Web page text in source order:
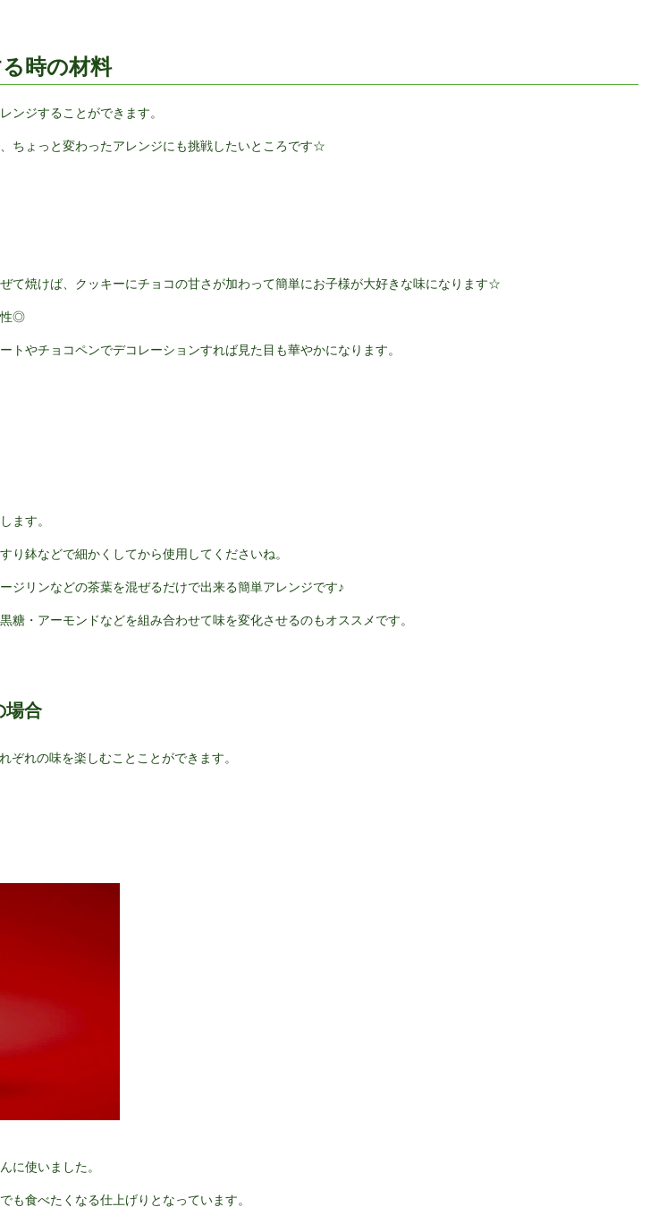
時の材料
ンジすることができます。
ちょっと変わったアレンジにも挑戦したいところです☆
て焼けば、クッキーにチョコの甘さが加わって簡単にお子様が大好きな味になります☆
性◎
トやチョコペンでデコレーションすれば見た目も華やかになります。
ます。
り鉢などで細かくしてから使用してくださいね。
ジリンなどの茶葉を混ぜるだけで出来る簡単アレンジです♪
糖・アーモンドなどを組み合わせて味を変化させるのもオススメです。
場合
ぞれの味を楽しむことことができます。
に使いました。
も食べたくなる仕上げりとなっています。